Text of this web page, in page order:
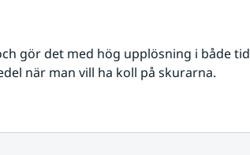
gör det med hög upplösning i både tid
när man vill ha koll på skurarna.